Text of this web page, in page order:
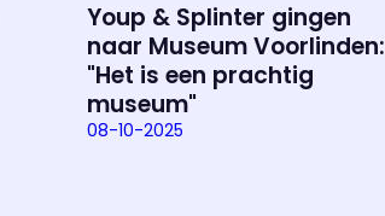
Youp & Splinter gingen
naar Museum Voorlinden:
"Het is een prachtig
museum"
08-10-2025